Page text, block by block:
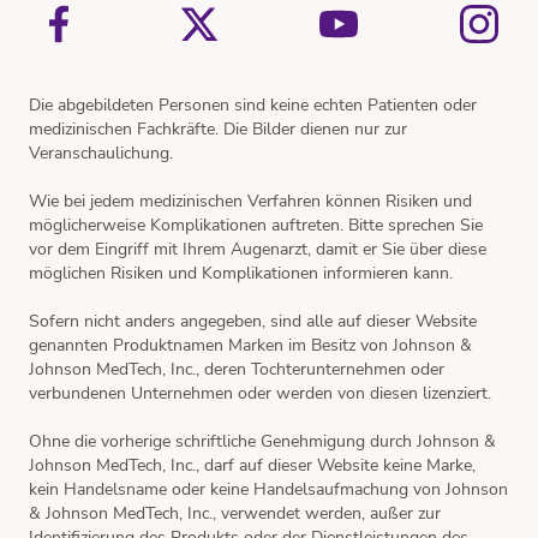
Die abgebildeten Personen sind keine echten Patienten oder
medizinischen Fachkräfte. Die Bilder dienen nur zur
Veranschaulichung.
Wie bei jedem medizinischen Verfahren können Risiken und
möglicherweise Komplikationen auftreten. Bitte sprechen Sie
vor dem Eingriff mit Ihrem Augenarzt, damit er Sie über diese
möglichen Risiken und Komplikationen informieren kann.
Sofern nicht anders angegeben, sind alle auf dieser Website
genannten Produktnamen Marken im Besitz von Johnson &
Johnson MedTech, Inc., deren Tochterunternehmen oder
verbundenen Unternehmen oder werden von diesen lizenziert.
Ohne die vorherige schriftliche Genehmigung durch Johnson &
Johnson MedTech, Inc., darf auf dieser Website keine Marke,
kein Handelsname oder keine Handelsaufmachung von Johnson
& Johnson MedTech, Inc., verwendet werden, außer zur